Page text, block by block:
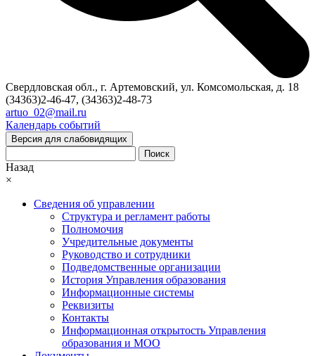
Свердловская обл., г. Артемовский, ул. Комсомольская, д. 18
(34363)2-46-47, (34363)2-48-73
artuo_02@mail.ru
Календарь событий
Версия для слабовидящих
Поиск
Назад
×
Сведения об управлении
Структура и регламент работы
Полномочия
Учредительные документы
Руководство и сотрудники
Подведомственные организации
История Управления образования
Информационные системы
Реквизиты
Контакты
Информационная открытость Управления
образования и МОО